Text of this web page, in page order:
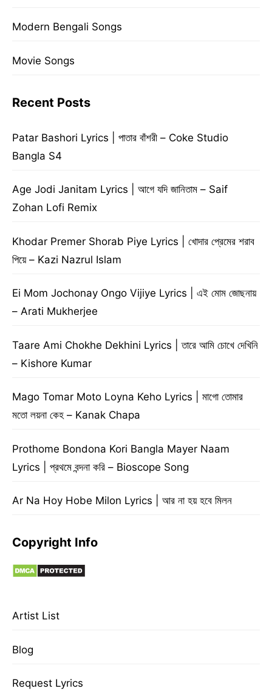
Modern Bengali Songs
Movie Songs
Recent Posts
Patar Bashori Lyrics | পাতার বাঁশরী – Coke Studio
Bangla S4
Age Jodi Janitam Lyrics | আগে যদি জানিতাম – Saif
Zohan Lofi Remix
Khodar Premer Shorab Piye Lyrics | খোদার প্রেমের শরাব
পিয়ে – Kazi Nazrul Islam
Ei Mom Jochonay Ongo Vijiye Lyrics | এই মোম জোছনায়
– Arati Mukherjee
Taare Ami Chokhe Dekhini Lyrics | তারে আমি চোখে দেখিনি
– Kishore Kumar
Mago Tomar Moto Loyna Keho Lyrics | মাগো তোমার
মতো লয়না কেহ – Kanak Chapa
Prothome Bondona Kori Bangla Mayer Naam
Lyrics | প্রথমে বন্দনা করি – Bioscope Song
Ar Na Hoy Hobe Milon Lyrics | আর না হয় হবে মিলন
Copyright Info
Artist List
Blog
Request Lyrics